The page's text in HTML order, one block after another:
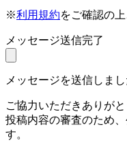
※利用規約をご確認の
メッセージ送信完了
メッセージを送信しまし
ご協力いただきありがと
投稿内容の審査のため
す。